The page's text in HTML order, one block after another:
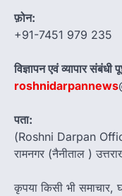
फ़ोन:
+91-7451 979 235
विज्ञापन एवं व्यापार संबंधी
roshnidarpannews
पता:
(Roshni Darpan
रामनगर (नैनीताल )
कृपया किसी भी समाचार,